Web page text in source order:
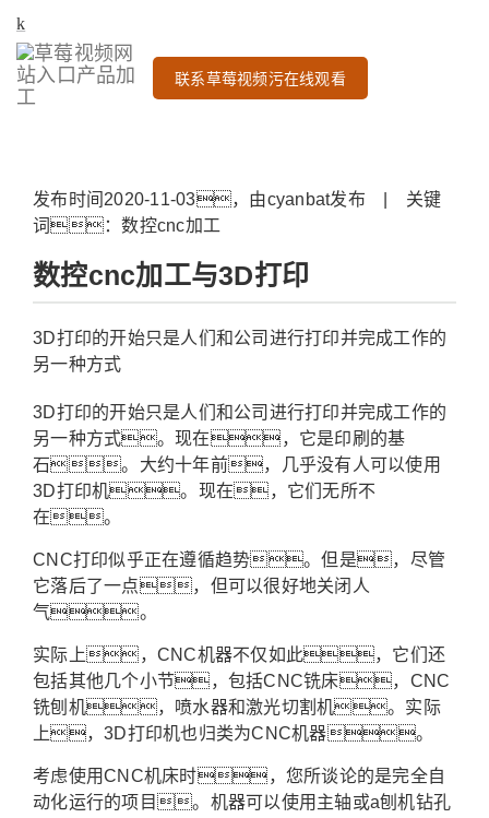
联系草莓视频污在线观看
发布时间2020-11-03，由cyanbat发布 | 关键
词：数控cnc加工
数控cnc加工与3D打印
3D打印的开始只是人们和公司进行打印并完成工作的
另一种方式
3D打印的开始只是人们和公司进行打印并完成工作的
另一种方式。现在，它是印刷的基
石。大约十年前，几乎没有人可以使用
3D打印机。现在，它们无所不
在。
CNC打印似乎正在遵循趋势。但是，尽管
它落后了一点，但可以很好地关闭人
气。
实际上，CNC机器不仅如此，它们还
包括其他几个小节，包括CNC铣床，CNC
铣刨机，喷水器和激光切割机。实际
上，3D打印机也归类为CNC机器。
考虑使用CNC机床时，您所谈论的是完全自
动化运行的项目。机器可以使用主轴或a刨机钻孔